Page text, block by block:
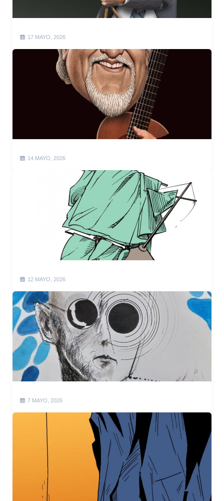
17 MAYO, 2026
14 MAYO, 2026
12 MAYO, 2026
7 MAYO, 2026